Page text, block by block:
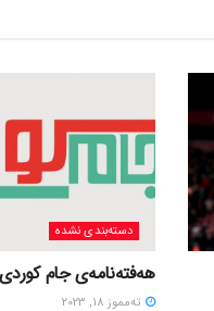
دسته‌بندی نشده
هەفتەنامەی جام کوردی
ته‌مموز 18, 2023